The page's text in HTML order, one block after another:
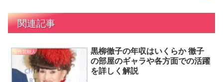
関連記事
女性芸能人
黒柳徹子の年収はいくらか 徹子
の部屋のギャラや各方面での活躍
を詳しく解説